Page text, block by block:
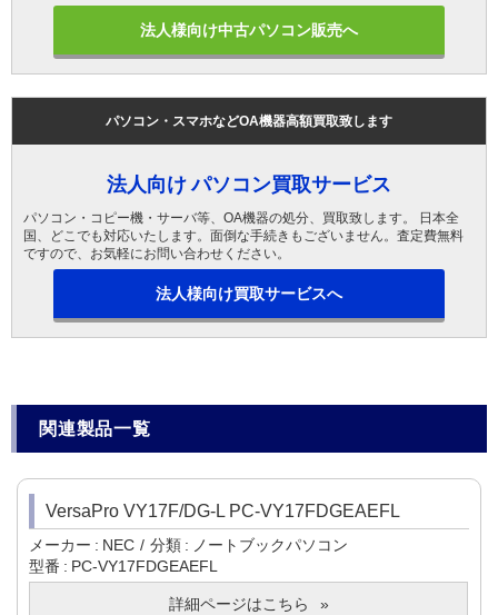
法人様向け中古パソコン販売へ
パソコン・スマホなどOA機器高額買取致します
法人向け パソコン買取サービス
パソコン・コピー機・サーバ等、OA機器の処分、買取致します。 日本全
国、どこでも対応いたします。面倒な手続きもございません。査定費無料
ですので、お気軽にお問い合わせください。
法人様向け買取サービスへ
関連製品一覧
VersaPro VY17F/DG-L PC-VY17FDGEAEFL
メーカー NEC 分類
ノートブックパソコン
型番
PC-VY17FDGEAEFL
詳細ページはこちら